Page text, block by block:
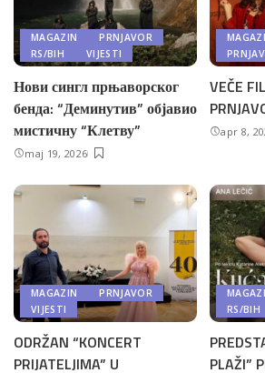
MAGAZIN
PRNJAVOR
RS/BIH
VIJESTI
Нови сингл прњаворског
бенда: “Деминутив” објавио
мистичну “Клетву”
maj 19, 2026
VEČE
apr 8,
MAGAZIN
PRNJAVOR
VIJESTI
ODRŽAN “KONCERT
PRIJATELJIMA” U
RS/BIH
PLAŽI”